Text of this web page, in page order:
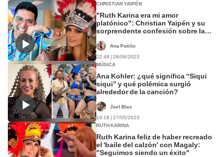
CHRISTIAN YAIPÉN
"Ruth Karina era mi amor
platónico": Christian Yaipén y su
sorprendente confesión sobre la
Ana Patiño
22:48 | 28/06/2023
MÚSICA
Ana Kohler: ¿qué significa “Siqui
siqui” y qué polémica surgió
alrededor de la canción?
Jael Blas
19:18 | 27/05/2023
RUTH KARINA
Ruth Karina feliz de haber recreado
el 'baile del calzón' con Magaly:
"Seguimos siendo un éxito"